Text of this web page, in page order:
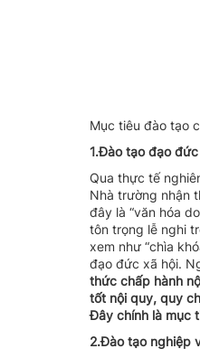
Mục tiêu đào tạo
1.Đào tạo đạo
Qua thực tế
Nhà trường nhận
đây là “văn hóa
tôn trọng lễ nghi
xem như “chìa
đạo đức xã hội.
thức chấp hành
tốt nội quy, quy
Đây chính là mục
2.Đào tạo nghiệp